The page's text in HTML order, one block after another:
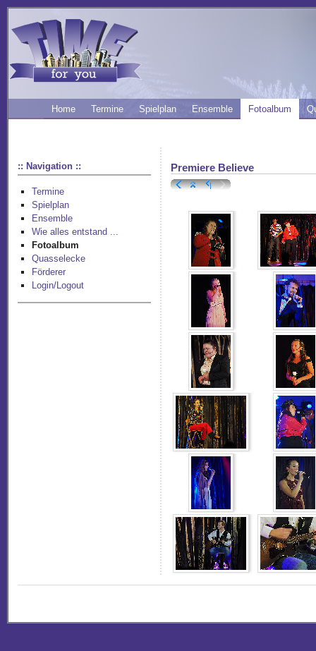
Home Termine Spielplan Ensemble Fotoalbum
:: Navigation ::
Termine
Spielplan
Ensemble
Wie alles entstand ...
Fotoalbum
Quasselecke
Förderer
Login/Logout
Premiere Believe